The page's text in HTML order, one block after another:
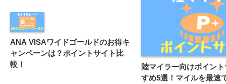
ANA VISAワイドゴールドのお得キ
ャンペーンは？ポイントサイト比
較！
陸マイラー向けポイン
すめ5選！マイルを最速